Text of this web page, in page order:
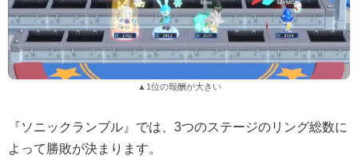
▲1位の報酬が大きい
『ソニックランブル』では、3つのステージのリング総数に
よって勝敗が決まります。